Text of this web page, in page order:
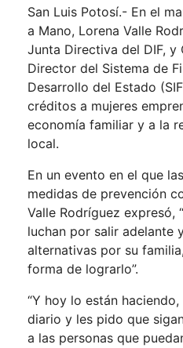
San Luis Potosí.- En el
a Mano, Lorena Valle
Junta Directiva del DIF, y
Director del Sistema de
Desarrollo del Estado
créditos a mujeres
economía familiar y a la
local.
En un evento en el que
medidas de prevención
Valle Rodríguez expresó,
luchan por salir adelante
alternativas por su
forma de lograrlo”.
“Y hoy lo están
diario y les pido que
a las personas que